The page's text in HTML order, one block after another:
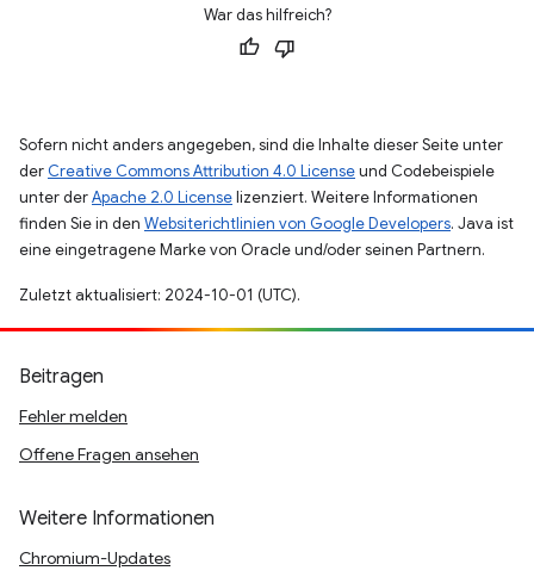
War das hilfreich?
Sofern nicht anders angegeben, sind die Inhalte dieser Seite unter
der Creative Commons Attribution 4.0 Licenseund Codebeispiele
unter derApache 2.0 Licenselizenziert. Weitere Informationen
finden Sie in den Websiterichtlinien von Google Developers. Java ist
eine eingetragene Marke von Oracle und/oder seinen Partnern.
Zuletzt aktualisiert: 2024-10-01 (UTC).
Beitragen
Fehler melden
Offene Fragen ansehen
Weitere Informationen
Chromium-Updates